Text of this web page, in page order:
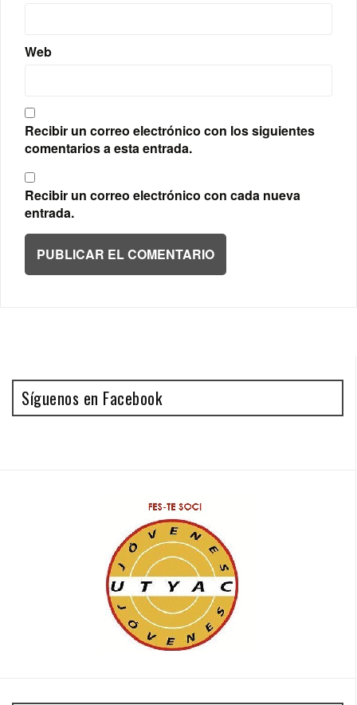
Web
Recibir un correo electrónico con los siguientes
comentarios a esta entrada.
Recibir un correo electrónico con cada nueva
entrada.
Síguenos en Facebook